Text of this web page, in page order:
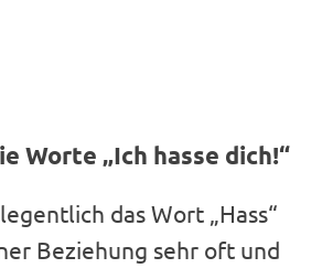
Worte „Ich hasse dich!“
das Wort „Hass“
Beziehung sehr oft und